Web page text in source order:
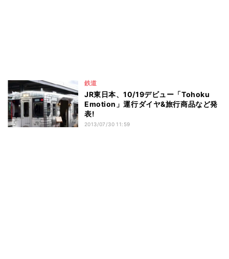
鉄道
JR東日本、10/19デビュー「Tohoku
Emotion」運行ダイヤ&旅行商品など発
表!
2013/07/30 11:59